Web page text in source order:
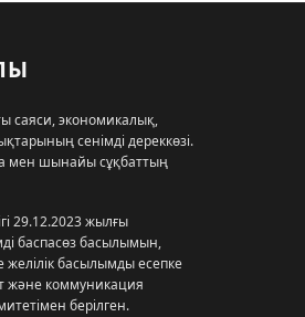
саяси, экономикалық,
сенімді дереккөзі.
мен шынайы сұқбаттың
29.12.2023 жылғы
баспасөз басылымын,
желілік басылымды есепке
және коммуникация
берілген.